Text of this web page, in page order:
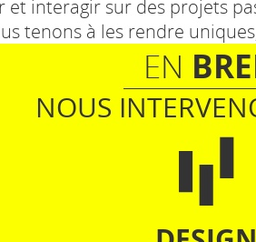
et interagir sur des projets
tenons à les rendre
EN
NOUS